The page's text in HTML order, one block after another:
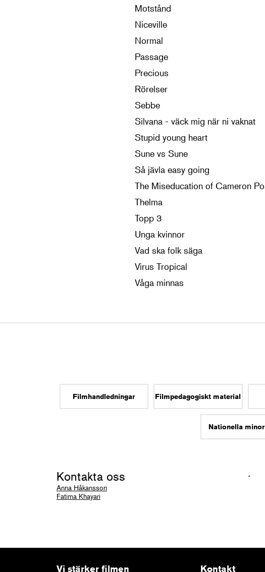
Motstånd
Niceville
Normal
Passage
Precious
Rörelser
Sebbe
Silvana - väck mig när ni vaknat
Stupid young heart
Sune vs Sune
Så jävla easy going
The Miseducation of Cameron
Thelma
Topp 3
Unga kvinnor
Vad ska folk säga
Virus Tropical
Våga minnas
Filmhandledningar Filmpedagogiskt material
Nationella
Kontakta oss
Anna Håkansson
Fatima Khayari
.
Vi stärker filmen Kontakt